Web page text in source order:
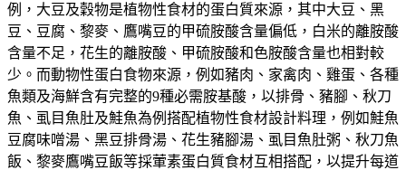
例，大豆及穀物是植物性食材的蛋白質來源，其中大豆、黑
豆、豆腐、黎麥、鷹嘴豆的甲硫胺酸含量偏低，白米的離胺酸
含量不足，花生的離胺酸、甲硫胺酸和色胺酸含量也相對較
少。而動物性蛋白食物來源，例如豬肉、家禽肉、雞蛋、各種
魚類及海鮮含有完整的9種必需胺基酸，以排骨、豬腳、秋刀
魚、虱目魚肚及鮭魚為例搭配植物性食材設計料理，例如鮭魚
豆腐味噌湯、黑豆排骨湯、花生豬腳湯、虱目魚肚粥、秋刀魚
飯、黎麥鷹嘴豆飯等採葷素蛋白質食材互相搭配，以提升每道